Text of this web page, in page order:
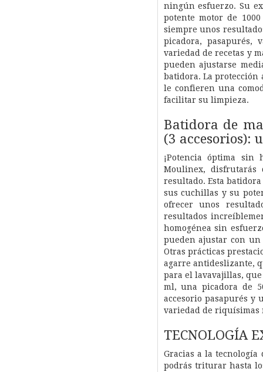
ningún esfuerzo. Su
potente motor de
siempre unos
picadora, pasapurés,
variedad de recetas y
pueden ajustarse
batidora. La
le confieren una
facilitar su limpieza.
Batidora de
(3 accesorios):
¡Potencia óptima
Moulinex,
resultado. Esta
sus cuchillas y su
ofrecer unos
resultados
homogénea sin
pueden ajustar con
Otras prácticas
agarre antideslizante,
para el lavavajillas,
ml, una picadora de
accesorio pasapurés y
variedad de riquísimas
TECNOLOGÍA
Gracias a la
podrás triturar hasta